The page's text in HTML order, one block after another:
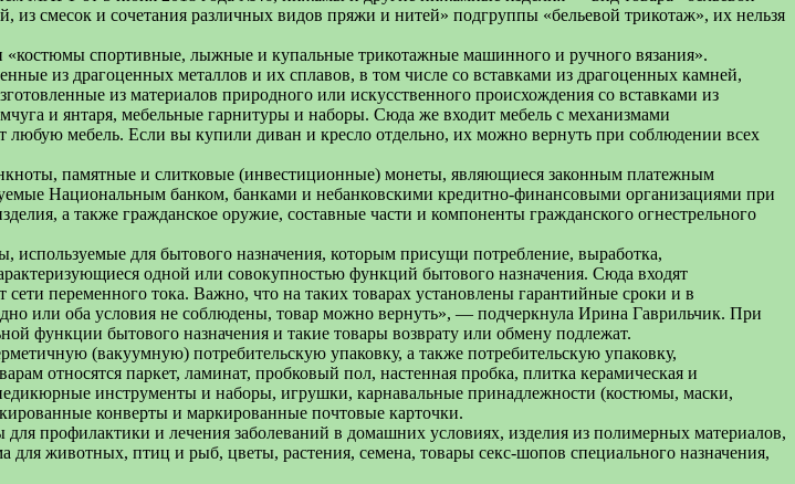
смесок и сочетания различных видов пряжи и нитей» подгруппы «бельевой трикотаж», их нельзя
«костюмы спортивные, лыжные и купальные трикотажные машинного и ручного вязания».
из драгоценных металлов и их сплавов, в том числе со вставками из драгоценных камней,
из материалов природного или искусственного происхождения со вставками из
и янтаря, мебельные гарнитуры и наборы. Сюда же входит мебель с механизмами
мебель. Если вы купили диван и кресло отдельно, их можно вернуть при соблюдении всех
памятные и слитковые (инвестиционные) монеты, являющиеся законным платежным
Национальным банком, банками и небанковскими кредитно-финансовыми организациями при
а также гражданское оружие, составные части и компоненты гражданского огнестрельного
для бытового назначения, которым присущи потребление, выработка,
одной или совокупностью функций бытового назначения. Сюда входят
переменного тока. Важно, что на таких товарах установлены гарантийные сроки и в
или оба условия не соблюдены, товар можно вернуть», — подчеркнула Ирина Гаврильчик. При
функции бытового назначения и такие товары возврату или обмену подлежат.
(вакуумную) потребительскую упаковку, а также потребительскую упаковку,
относятся паркет, ламинат, пробковый пол, настенная пробка, плитка керамическая и
инструменты и наборы, игрушки, карнавальные принадлежности (костюмы, маски,
конверты и маркированные почтовые карточки.
профилактики и лечения заболеваний в домашних условиях, изделия из полимерных материалов,
животных, птиц и рыб, цветы, растения, семена, товары секс-шопов специального назначения,